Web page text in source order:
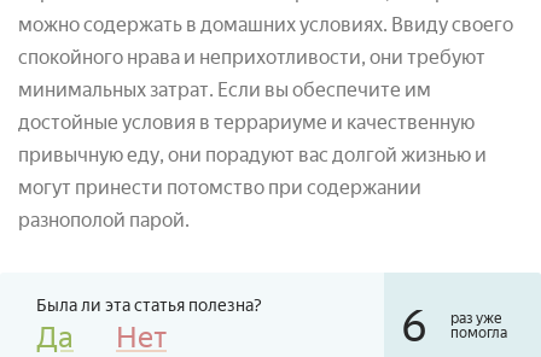
можно содержать в домашних условиях. Ввиду своего
спокойного нрава и неприхотливости, они требуют
минимальных затрат. Если вы обеспечите им
достойные условия в террариуме и качественную
привычную еду, они порадуют вас долгой жизнью и
могут принести потомство при содержании
разнополой парой.
Была ли эта статья полезна?
Да Нет 6
раз уже
помогла